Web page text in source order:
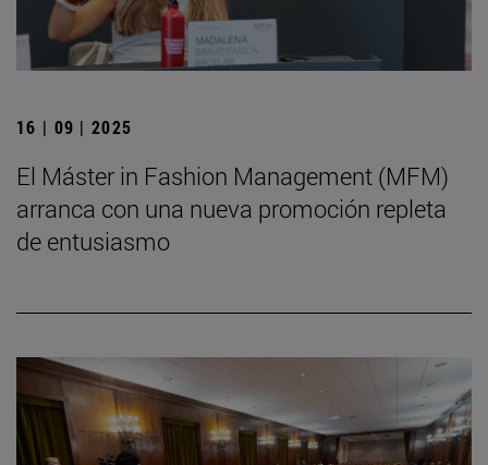
16 | 09 | 2025
El Máster in Fashion Management (MFM)
arranca con una nueva promoción repleta
de entusiasmo